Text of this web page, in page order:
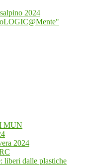
2024
MUN
2024
liberi dalle plastiche